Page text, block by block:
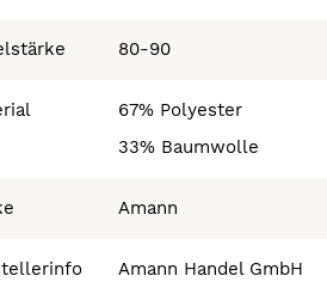
80-90
67% Polyester
33% Baumwolle
Amann
Amann Handel GmbH